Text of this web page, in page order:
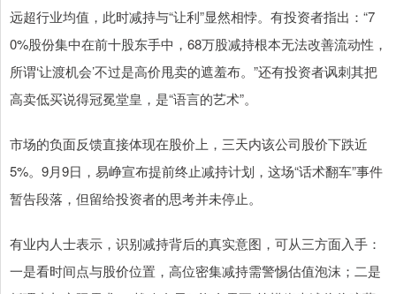
远超行业均值，此时减持与“让利”显然相悖。有投资者指出：“7
0%股份集中在前十股东手中，68万股减持根本无法改善流动性，
所谓‘让渡机会’不过是高价甩卖的遮羞布。”还有投资者讽刺其把
高卖低买说得冠冕堂皇，是“语言的艺术”。
市场的负面反馈直接体现在股价上，三天内该公司股价下跌近
5%。9月9日，易峥宣布提前终止减持计划，这场“话术翻车”事件
暂告段落，但留给投资者的思考并未停止。
有业内人士表示，识别减持背后的真实意图，可从三方面入手：
一是看时间点与股价位置，高位密集减持需警惕估值泡沫；二是